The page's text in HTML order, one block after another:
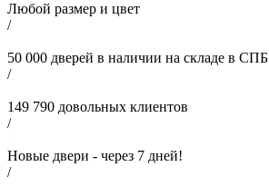
Любой размер и цвет
/
50 000 дверей в наличии на складе в СПБ
/
149 790 довольных клиентов
/
Новые двери - через 7 дней!
/